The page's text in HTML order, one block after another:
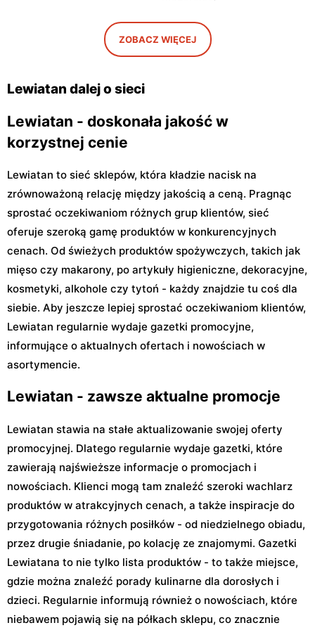
Warszawa, ul. Antoniego
Lewiatan
Warszawa, ul. Szeligowska
ZOBACZ WIĘCEJ
Lewiatan dalej o sieci
Lewiatan - doskonała jakość w
korzystnej cenie
Lewiatan to sieć sklepów, która kładzie nacisk na
zrównoważoną relację między jakością a ceną. Pragnąc
sprostać oczekiwaniom różnych grup klientów, sieć
oferuje szeroką gamę produktów w konkurencyjnych
cenach. Od świeżych produktów spożywczych, takich jak
mięso czy makarony, po artykuły higieniczne, dekoracyjne,
kosmetyki, alkohole czy tytoń - każdy znajdzie tu coś dla
siebie. Aby jeszcze lepiej sprostać oczekiwaniom klientów,
Lewiatan regularnie wydaje gazetki promocyjne,
informujące o aktualnych ofertach i nowościach w
asortymencie.
Lewiatan - zawsze aktualne promocje
Lewiatan stawia na stałe aktualizowanie swojej oferty
promocyjnej. Dlatego regularnie wydaje gazetki, które
zawierają najświeższe informacje o promocjach i
nowościach. Klienci mogą tam znaleźć szeroki wachlarz
produktów w atrakcyjnych cenach, a także inspiracje do
przygotowania różnych posiłków - od niedzielnego obiadu,
przez drugie śniadanie, po kolację ze znajomymi. Gazetki
Lewiatana to nie tylko lista produktów - to także miejsce,
gdzie można znaleźć porady kulinarne dla dorosłych i
dzieci. Regularnie informują również o nowościach, które
niebawem pojawią się na półkach sklepu, co znacznie